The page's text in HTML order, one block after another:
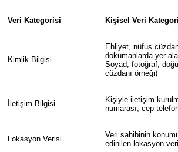
Veri Kategorisi Kişisel Veri
Kimlik Bilgisi
Ehliyet, nüfus
dokümanlarda yer
Soyad, fotoğraf,
cüzdanı örneği)
İletişim Bilgisi
Kişiyle iletişim
numarası, cep
Lokasyon Verisi
Veri sahibinin
edinilen lokasyon